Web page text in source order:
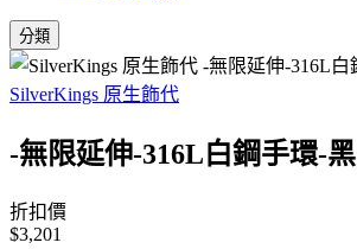
分類
SilverKings 原生飾代
-無限延伸-316L白鋼手環-黑
折扣價
$3,201